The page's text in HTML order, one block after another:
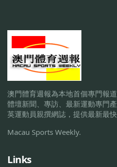
澳門體育週報為本地首個專門報
體壇新聞、專訪、最新運動專門
英運動員親撰網誌，提供最新最
Macau Sports Weekly.
Links